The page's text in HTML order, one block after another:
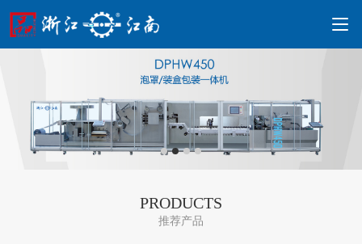
PRODUCTS
推荐产品